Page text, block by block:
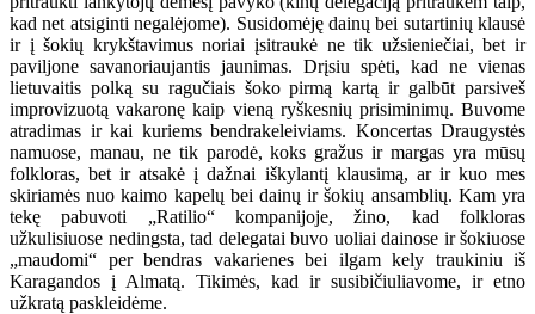
kad net atsiginti negalėjome). Susidomėję dainų bei sutartinių klausė
ir į šokių krykštavimus noriai įsitraukė ne tik užsieniečiai, bet ir
paviljone savanoriaujantis jaunimas. Drįsiu spėti, kad ne vienas
lietuvaitis polką su ragučiais šoko pirmą kartą ir galbūt parsiveš
improvizuotą vakaronę kaip vieną ryškesnių prisiminimų. Buvome
atradimas ir kai kuriems bendrakeleiviams. Koncertas Draugystės
namuose, manau, ne tik parodė, koks gražus ir margas yra mūsų
folkloras, bet ir atsakė į dažnai iškylantį klausimą, ar ir kuo mes
skiriamės nuo kaimo kapelų bei dainų ir šokių ansamblių. Kam yra
tekę pabuvoti „Ratilio“ kompanijoje, žino, kad folkloras
užkulisiuose nedingsta, tad delegatai buvo uoliai dainose ir šokiuose
„maudomi“ per bendras vakarienes bei ilgam kely traukiniu iš
Karagandos į Almatą. Tikimės, kad ir susibičiuliavome, ir etno
užkratą paskleidėme.